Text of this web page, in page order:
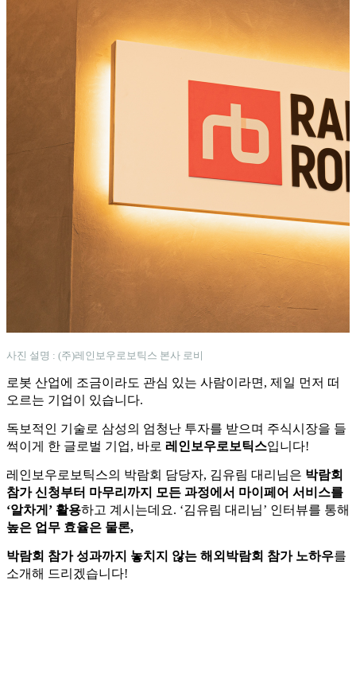
사진 설명 : (주)레인보우로보틱스 본사 로비
로봇 산업에 조금이라도 관심 있는 사람이라면, 제일 먼저 떠
오르는 기업이 있습니다.
독보적인 기술로 삼성의 엄청난 투자를 받으며 주식시장을 들
썩이게 한 글로벌 기업, 바로 레인보우로보틱스입니다!
레인보우로보틱스의 박람회 담당자, 김유림 대리님은 박람회
참가 신청부터 마무리까지 모든 과정에서 마이페어 서비스를
‘알차게’ 활용하고 계시는데요. ‘김유림 대리님’ 인터뷰를 통해
높은 업무 효율은 물론,
박람회 참가 성과까지 놓치지 않는 해외박람회 참가 노하우를
소개해 드리겠습니다!